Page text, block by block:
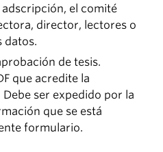
el comité
director, lectores o
datos.
de tesis.
que acredite la
ser expedido por la
que se está
formulario.